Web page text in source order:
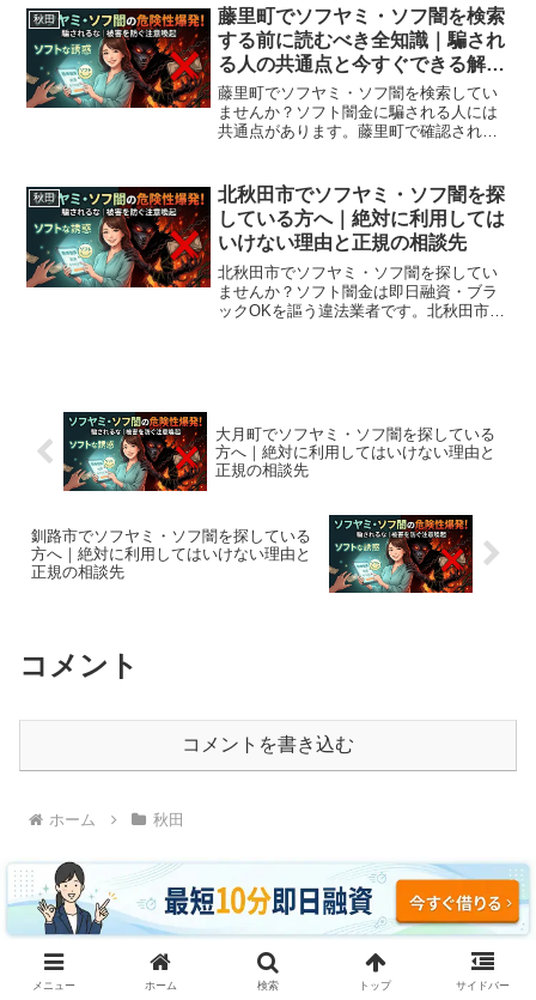
町から利用できる無料相談先まで完全解
説。
秋田
藤里町でソフヤミ・ソフ闇を検索
する前に読むべき全知識｜騙され
る人の共通点と今すぐできる解決
策
藤里町でソフヤミ・ソフ闇を検索してい
ませんか？ソフト闇金に騙される人には
共通点があります。藤里町で確認されて
町から利用できる無料相談先まで完全解
説。
秋田
北秋田市でソフヤミ・ソフ闇を探
している方へ｜絶対に利用しては
いけない理由と正規の相談先
北秋田市でソフヤミ・ソフ闇を探してい
ませんか？ソフト闇金は即日融資・ブラ
ックOKを謳う違法業者です。北秋田市周
大月町でソフヤミ・ソフ闇を探している
方へ｜絶対に利用してはいけない理由と
正規の相談先
釧路市でソフヤミ・ソフ闇を探している
方へ｜絶対に利用してはいけない理由と
正規の相談先
コメント
コメントを書き込む
ホーム 秋田
ソフヤミ・ソフ闇に騙されるな｜即日融資・ブラッ
メニュー ホーム 検索 トップ サイドバー